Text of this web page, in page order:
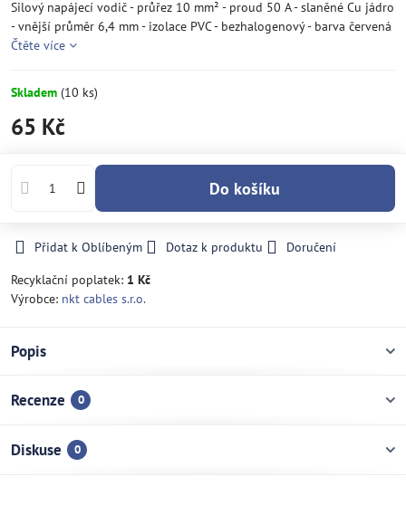
Silový napájecí vodič - průřez 10 mm² - proud 50 A - slaněné Cu jádro
- vnější průměr 6,4 mm - izolace PVC - bezhalogenový - barva červená
Čtěte více
Skladem (10 ks)
65 Kč
Do košíku
Přidat k Oblíbeným Dotaz k produktu
Doručení
Recyklační poplatek: 1 Kč
Výrobce: nkt cables s.r.o.
Popis
Recenze 0
Diskuse 0